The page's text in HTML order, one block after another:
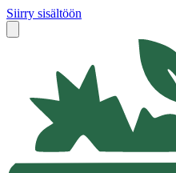
Siirry sisältöön